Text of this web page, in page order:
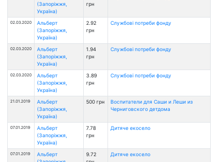
(Запоріжжя,
Україна)
грн
02.03.2020
Альберт
(Запоріжжя,
Україна)
2.92
грн
Службові потреби фонду
02.03.2020
Альберт
(Запоріжжя,
Україна)
1.94
грн
Службові потреби фонду
02.03.2020
Альберт
(Запоріжжя,
Україна)
3.89
грн
Службові потреби фонду
21.01.2019
Альберт
(Запоріжжя,
Україна)
500 грн
Воспитатели для Саши и Леши из
Черниговского детдома
07.01.2019
Альберт
(Запоріжжя,
Україна)
7.78
грн
Дитяче екосело
07.01.2019
Альберт
9.72
Дитяче екосело